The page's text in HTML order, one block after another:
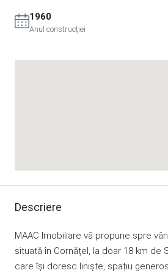
1960
Anul construcției
Descriere
MAAC Imobiliare vă propune spre
situată în Cornățel, la doar 18 km de
care își doresc liniște, spațiu